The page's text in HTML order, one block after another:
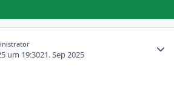
um 19:3021. Sep 2025